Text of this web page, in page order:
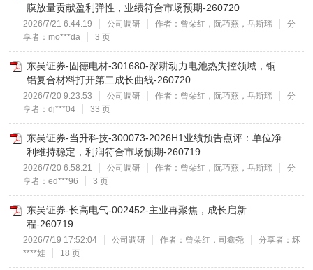
膜放量贡献盈利弹性，业绩符合市场预期-260720
2026/7/21 6:44:19 公司调研 作者：曾朵红，阮巧燕，岳斯瑶
分
享者：mo***da
3 页
东吴证券-固德电材-301680-深耕动力电池热失控领域，铜
铝复合材料打开第二成长曲线-260720
2026/7/20 9:23:53 公司调研 作者：曾朵红，阮巧燕，岳斯瑶
分
享者：dj***04
33 页
东吴证券-当升科技-300073-2026H1业绩预告点评：单位净
利维持稳定，利润符合市场预期-260719
2026/7/20 6:58:21 公司调研 作者：曾朵红，阮巧燕，岳斯瑶
分
享者：ed***96
3 页
东吴证券-长高电气-002452-主业再聚焦，成长启新
程-260719
2026/7/19 17:52:04 公司调研 作者：曾朵红，司鑫尧
分享者：坏
****娃
18 页